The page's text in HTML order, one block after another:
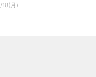
18(月)